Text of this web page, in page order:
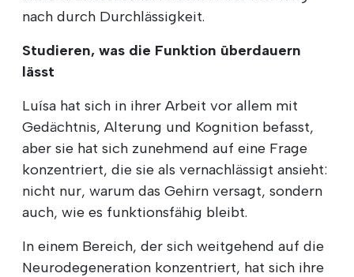
nach durch Durchlässigkeit.
Studieren, was die Funktion überdauern
lässt
Luísa hat sich in ihrer Arbeit vor allem mit
Gedächtnis, Alterung und Kognition befasst,
aber sie hat sich zunehmend auf eine Frage
konzentriert, die sie als vernachlässigt ansieht:
nicht nur, warum das Gehirn versagt, sondern
auch, wie es funktionsfähig bleibt.
In einem Bereich, der sich weitgehend auf die
Neurodegeneration konzentriert, hat sich ihre